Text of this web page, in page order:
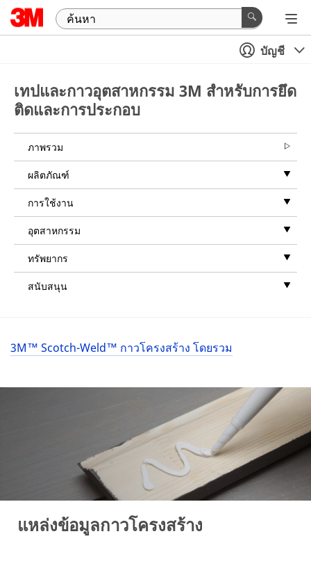
บัญชี
เทปและกาวอุตสาหกรรม 3M สำหรับการยึด
ติดและการประกอบ
ภาพรวม
ผลิตภัณฑ์
การใช้งาน
อุตสาหกรรม
ทรัพยากร
สนับสนุน
3M™ Scotch-Weld™ กาวโครงสร้าง โดยรวม
แหล่งข้อมูลกาวโครงสร้าง